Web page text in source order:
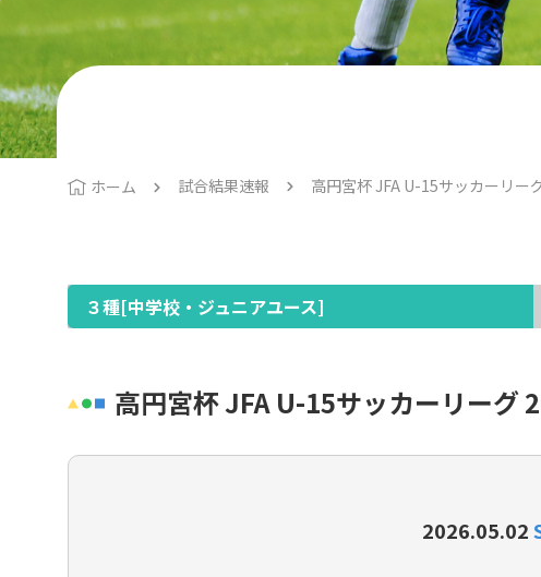
大会・イベント
1種（一般・大学）
4種（小学生）
シニア（35歳以上）
イベント・フェスティバル
はじめてのサッカー
種別・選手登録とは
協会概要
地区協会
ホーム 試合結果速報 高円宮杯 JFA U-15サッカーリー
３種[中学校・ジュニアユース]
高円宮杯 JFA U-15サッカーリーグ
2026.05.02